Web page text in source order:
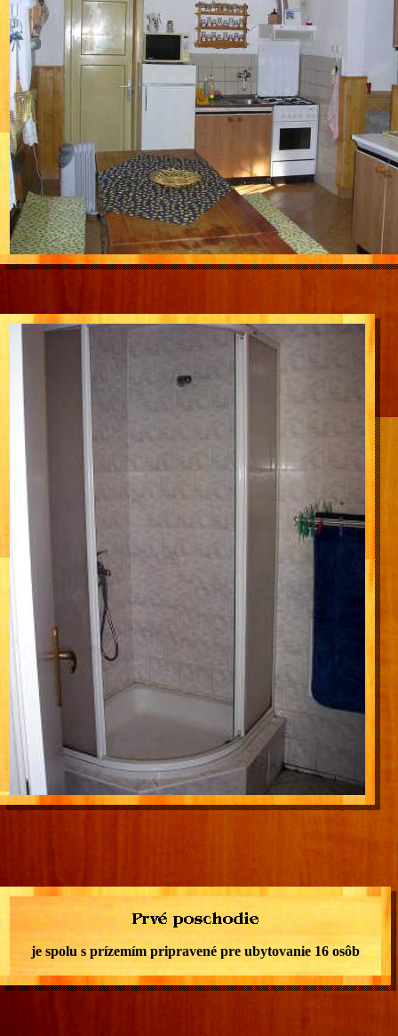
je spolu s prízemím pripravené pre ubytovanie 16 osôb